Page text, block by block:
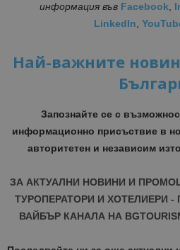
информация във Facebook,
LinkedIn,
Най-важните
Запознайте се с
информационно присъствие в
авторитетен и независим
ЗА АКТУАЛНИ НОВИНИ И
ТУРОПЕРАТОРИ И ХОТЕЛИЕРИ
ВАЙБЪР КАНАЛА НА